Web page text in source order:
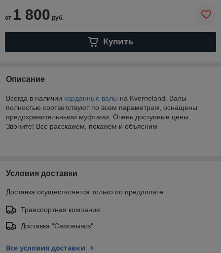
от 1 800 руб.
Купить
Описание
Всегда в наличии карданные валы на Kverneland. Валы
полностью соответствуют по всем параметрам, оснащены
предохранительными муфтами. Очень доступные цены.
Звоните! Все расскажем, покажем и объясним
Условия доставки
Доставка осуществляется только по предоплате.
Транспортная компания
Доставка "Самовывоз"
Все условия доставки